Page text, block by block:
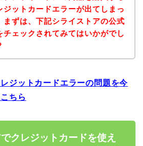
ジットカードエラーが出てしまっ
まずは、下記シライストアの公式
チェックされてみてはいかがでし
ジットカードエラーの問題を今
ちら
クレジットカードを使え